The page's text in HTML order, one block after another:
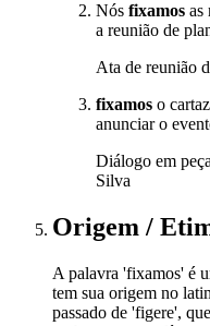
Nós fixamos as
a reunião de
Ata de reunião
fixamos o
anunciar o
Diálogo em
Silva
Origem /
A palavra 'fixamos' é
tem sua origem no
passado de 'figere',